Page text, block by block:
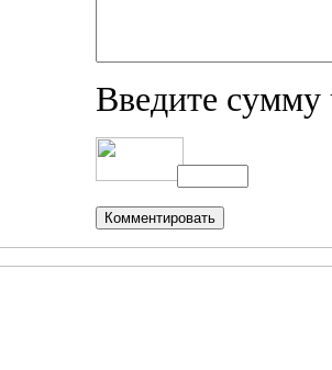
Введите сумму